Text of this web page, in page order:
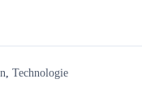
Technologie